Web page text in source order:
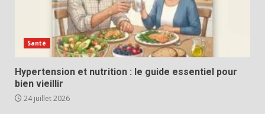
Santé
Hypertension et nutrition : le guide essentiel pour
bien vieillir
24 juillet 2026